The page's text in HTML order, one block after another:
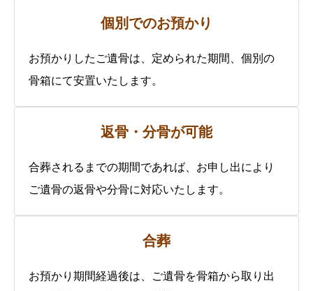
個別でのお預かり
お預かりしたご遺骨は、定められた期間、個別の
骨箱にて安置いたします。
返骨・分骨が可能
合葬されるまでの期間であれば、お申し出により
ご遺骨の返骨や分骨に対応いたします。
合葬
お預かり期間経過後は、ご遺骨を骨箱から取り出